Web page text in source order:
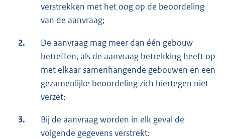
verstrekken met het oog op de beoordeling
van de aanvraag;
2.
De aanvraag mag meer dan één gebouw
betreffen, als de aanvraag betrekking heeft op
met elkaar samenhangende gebouwen en een
gezamenlijke beoordeling zich hiertegen niet
verzet;
3.
Bij de aanvraag worden in elk geval de
volgende gegevens verstrekt: